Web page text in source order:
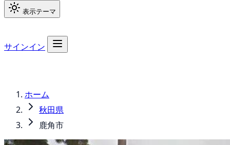
表示テーマ
サインイン
ホーム
秋田県
鹿角市